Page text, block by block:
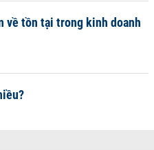
về tồn tại trong kinh doanh